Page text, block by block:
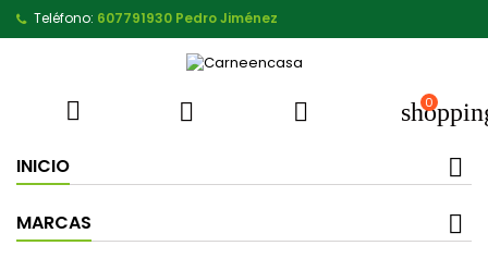
Teléfono: 607791930 Pedro Jiménez
   0
INICIO
MARCAS